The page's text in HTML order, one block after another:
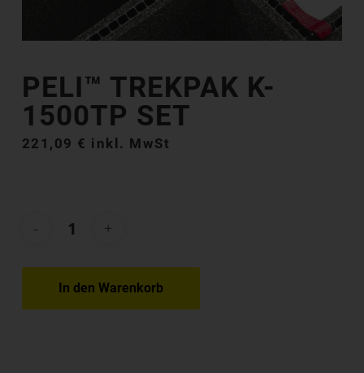
PELI™ TREKPAK K-
1500TP SET
221,09 € inkl. MwSt
In den Warenkorb